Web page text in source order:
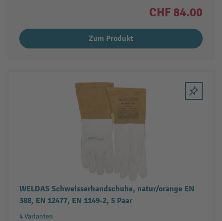
CHF 84.00
Zum Produkt
WELDAS Schweisserhandschuhe, natur/orange EN
388, EN 12477, EN 1149-2, 5 Paar
4 Varianten